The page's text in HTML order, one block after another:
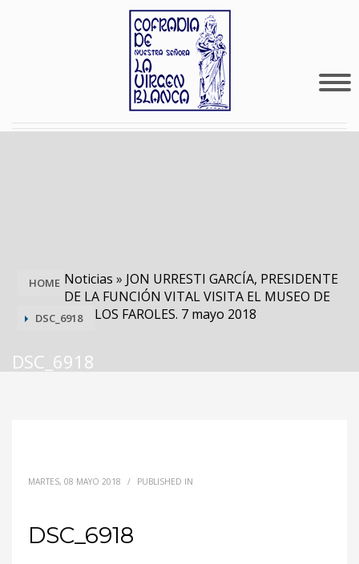
HOME Noticias » JON URRESTI GARCÍA, PRESIDENTE
DE LA FUNCIÓN VITAL VISITA EL MUSEO DE
LOS FAROLES. 7 mayo 2018
DSC_6918
DSC_6918
MARTES, 08 MAYO 2018 / PUBLISHED IN
DSC_6918